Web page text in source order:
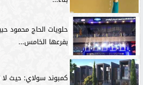
حلويات الحاج محمود
بفرعها الخامس...
كمبوند سولاي: حيث